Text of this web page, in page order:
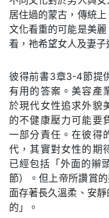
居住過的蒙古，傳統
文化看重的可能是美
看，祂希望女人及妻子
彼得前書3章3-4節提
有用的答案。美容產
於現代女性追求外貌
的不健康壓力可能要
一部分責任。在彼得
代，其實對女性的期
已經包括「外面的辮
節）。但上帝所讚賞
面存著長久溫柔、安
的」。